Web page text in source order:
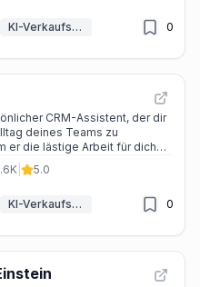
KI-Verkaufsassistent 0
CRM-Assistent, der dir
deines Teams zu
er die lästige Arbeit für dich
auf das Wachstum deines
kannst.
5.0
KI-Verkaufsassistent 0